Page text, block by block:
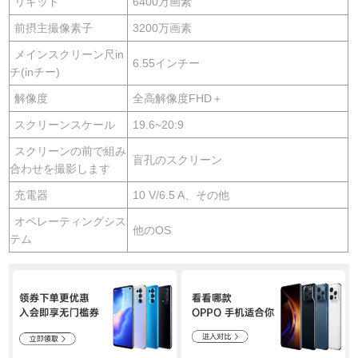
前摂主撮像素子 3200万画素
メインスクリーン尺in
チ(inチー)
6.55インチー
解像度 全高解像度FHD＋
スクリーンスケール 19.6~20:9
スクリーンの前で組み
合わせを撮影します
盲孔のスクリーン
充電器 10 V/6.5 A、その他
オペレーティングシス
テム
他のOS